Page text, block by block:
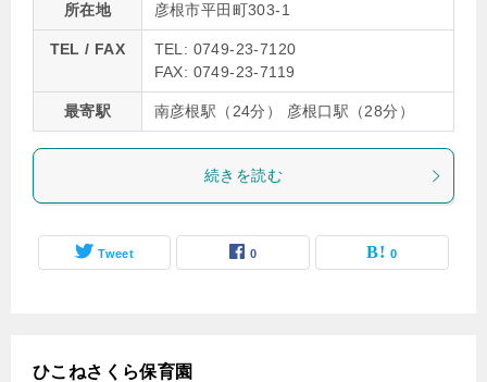
所在地 彦根市平田町303-1
TEL / FAX
TEL: 0749-23-7120
FAX: 0749-23-7119
最寄駅 南彦根駅（24分） 彦根口駅（28分）
続きを読む
Tweet 0 0
ひこねさくら保育園